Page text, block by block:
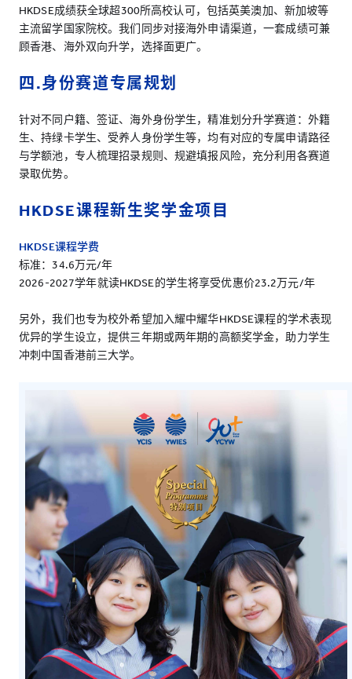
HKDSE成绩获全球超300所高校认可，包括英美澳加、新加坡等
主流留学国家院校。我们同步对接海外申请渠道，一套成绩可兼
顾香港、海外双向升学，选择面更广。
四.身份赛道专属规划
针对不同户籍、签证、海外身份学生，精准划分升学赛道：外籍
生、持绿卡学生、受养人身份学生等，均有对应的专属申请路径
与学额池，专人梳理招录规则、规避填报风险，充分利用各赛道
录取优势。
HKDSE课程新生奖学金项目
HKDSE课程学费
标准：34.6万元/年
2026-2027学年就读HKDSE的学生将享受优惠价23.2万元/年
另外，我们也专为校外希望加入耀中耀华HKDSE课程的学术表现
优异的学生设立，提供三年期或两年期的高额奖学金，助力学生
冲刺中国香港前三大学。